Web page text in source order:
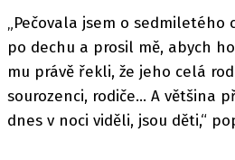
„Pečovala jsem o
po dechu a prosil mě, abych
mu právě řekli, že jeho celá
sourozenci, rodiče… A většina
dnes v noci viděli, jsou děti,“